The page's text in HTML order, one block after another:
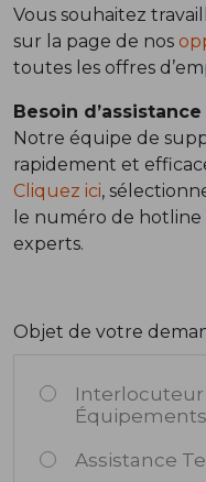
Vous souhaitez
sur la page de nos
toutes les offres
Besoin
Notre équipe de
rapidement et
Cliquez ici,
le numéro de
experts.
Objet de votre
Interlocuteur
Équipements
Assistance